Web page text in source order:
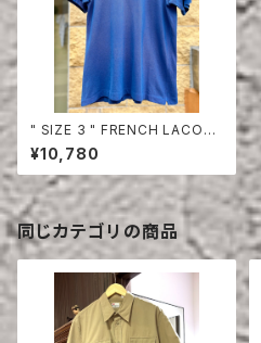
" SIZE 3 " FRENCH LACOS
TE POLO SHIRT HALF SLE
EVE
¥10,780
同じカテゴリの商品